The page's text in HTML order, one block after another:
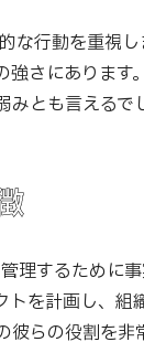
な行動を重視
強さにありま
とも言えるで
理するために
トを計画し、
らの役割を非